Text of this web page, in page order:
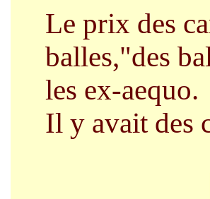
Le prix des
balles,"des
les ex-aequo.
Il y avait des